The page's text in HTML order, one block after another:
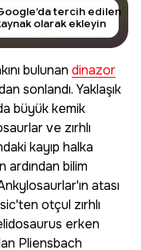
tercih edilen
olarak ekleyin
bulunan dinazor
sonlandı. Yaklaşık
büyük kemik
ve zırhlı
kayıp halka
ardından bilim
atası
otçul zırhlı
erken
Pliensbach